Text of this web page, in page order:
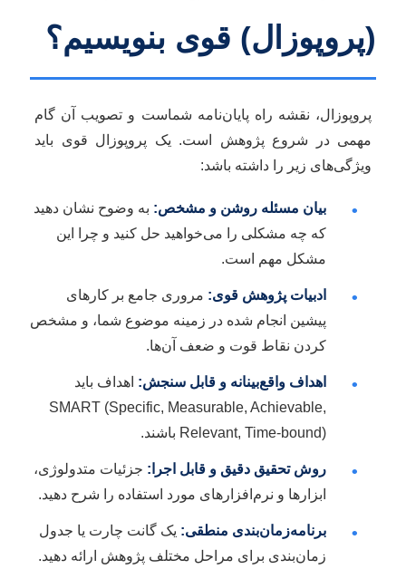
(پروپوزال) قوی بنویسیم؟
پروپوزال، نقشه راه پایان‌نامه شماست و تصویب آن گام
مهمی در شروع پژوهش است. یک پروپوزال قوی باید
ویژگی‌های زیر را داشته باشد:
• بیان مسئله روشن و مشخص: به وضوح نشان دهید
که چه مشکلی را می‌خواهید حل کنید و چرا این
مشکل مهم است.
• ادبیات پژوهش قوی: مروری جامع بر کارهای
پیشین انجام شده در زمینه موضوع شما، و مشخص
کردن نقاط قوت و ضعف آن‌ها.
• اهداف واقع‌بینانه و قابل سنجش: اهداف باید
SMART (Specific, Measurable, Achievable,
Relevant, Time-bound) باشند.
• روش تحقیق دقیق و قابل اجرا: جزئیات متدولوژی،
ابزارها و نرم‌افزارهای مورد استفاده را شرح دهید.
• برنامه‌زمان‌بندی منطقی: یک گانت چارت یا جدول
زمان‌بندی برای مراحل مختلف پژوهش ارائه دهید.